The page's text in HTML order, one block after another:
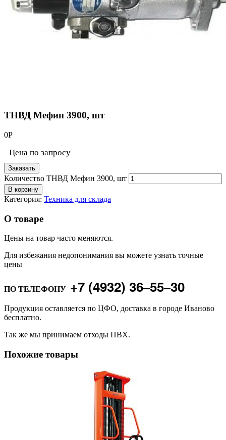
ТНВД Мефин 3900, шт
0Р
Цена по запросу
Заказать
Количество ТНВД Мефин 3900, шт
В корзину
Категория: Техника для склада
О товаре
Цены на товар часто меняются.
Для избежания недопонимания вы можете узнать точные
цены
ПО ТЕЛЕФОНУ +7 (4932) 36‒55‒30
Продукция оставляется по ЦФО, доставка в городе Иваново
бесплатно.
Так же мы принимаем отходы ПВХ.
Похожие товары